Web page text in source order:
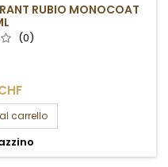
RUBIO MONOCOAT
(0)
carrello